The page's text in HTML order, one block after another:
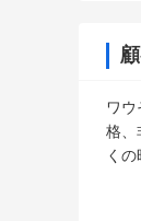
ワ
格、
く